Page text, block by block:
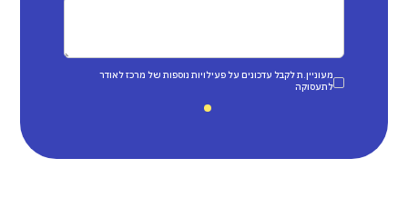
מעוניין.ת לקבל עדכונים על פעילויות נוספות של מרכז לאודר
לתעסוקה